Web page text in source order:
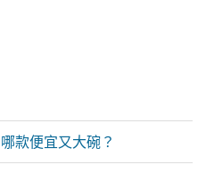
款便宜又大碗？